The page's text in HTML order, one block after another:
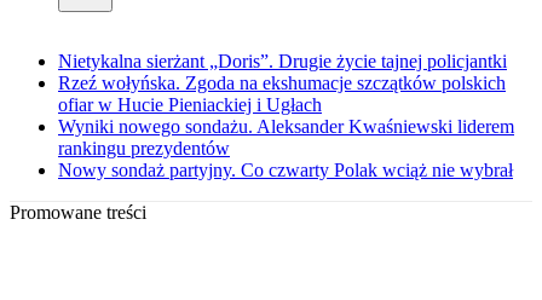
Nietykalna sierżant „Doris”. Drugie życie tajnej policjantki
Rzeź wołyńska. Zgoda na ekshumacje szczątków polskich
ofiar w Hucie Pieniackiej i Ugłach
Wyniki nowego sondażu. Aleksander Kwaśniewski liderem
rankingu prezydentów
Nowy sondaż partyjny. Co czwarty Polak wciąż nie wybrał
Promowane treści